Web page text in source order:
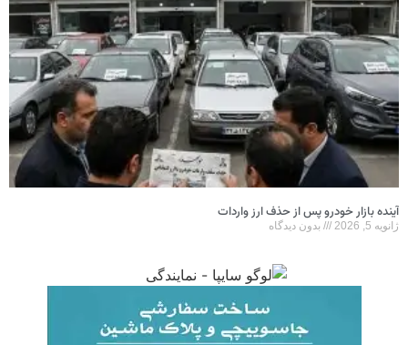
آینده بازار خودرو پس از حذف ارز واردات
ژانویه 5, 2026 بدون دیدگاه